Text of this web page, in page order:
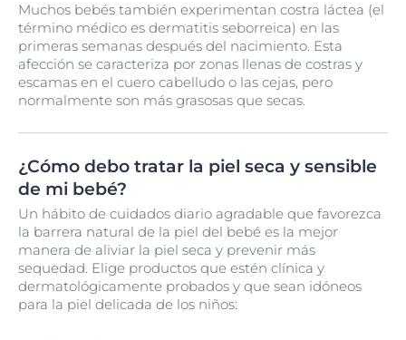
Muchos bebés también experimentan costra láctea (el
término médico es dermatitis seborreica) en las
primeras semanas después del nacimiento. Esta
afección se caracteriza por zonas llenas de costras y
escamas en el cuero cabelludo o las cejas, pero
normalmente son más grasosas que secas.
¿Cómo debo tratar la piel seca y sensible
de mi bebé?
Un hábito de cuidados diario agradable que favorezca
la barrera natural de la piel del bebé es la mejor
manera de aliviar la piel seca y prevenir más
sequedad. Elige productos que estén clínica y
dermatológicamente probados y que sean idóneos
para la piel delicada de los niños: